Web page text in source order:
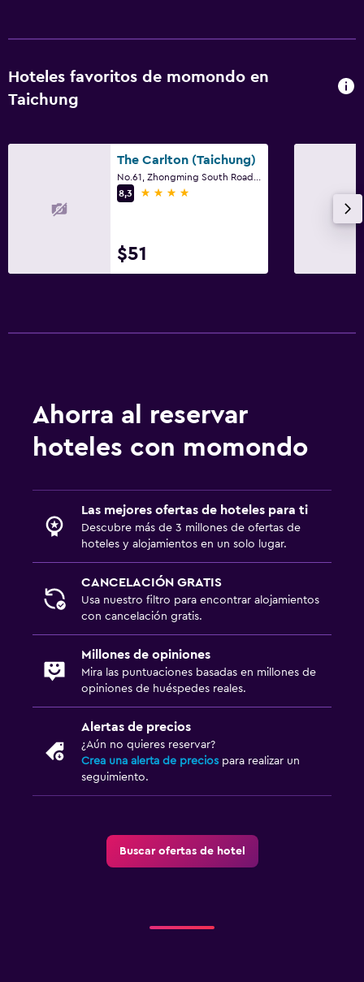
Hoteles favoritos de momondo en
Taichung
The Carlton (Taichung)
8,3
4 estrellas
$51
Ahorra al reservar
hoteles con momondo
Las mejores ofertas de hoteles para ti
Descubre más de 3 millones de ofertas de
hoteles y alojamientos en un solo lugar.
CANCELACIÓN GRATIS
Usa nuestro filtro para encontrar alojamientos
con cancelación gratis.
Millones de opiniones
Mira las puntuaciones basadas en millones de
opiniones de huéspedes reales.
Alertas de precios
¿Aún no quieres reservar?
Crea una alerta de precios para realizar un
seguimiento.
Buscar ofertas de hotel